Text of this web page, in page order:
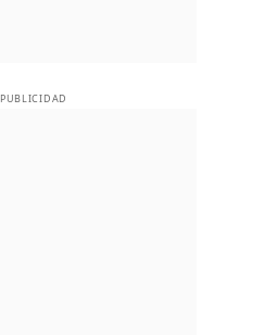
PUBLICIDAD